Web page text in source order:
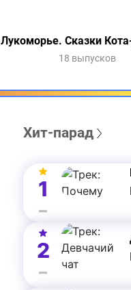
Лукоморье. Сказки
18 выпусков
Хит-парад
1
2